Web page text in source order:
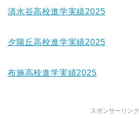
清水谷高校進学実績2025
夕陽丘高校進学実績2025
布施高校進学実績2025
スポンサーリンク